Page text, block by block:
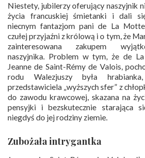
Niestety, jubilerzy oferujący naszyjnik
życia francuskiej śmietanki i dali
niecnym fantazjom pani de La
czułej przyjaźni z królową i o tym, że
zainteresowana zakupem
naszyjnika. Problem w tym, że de
Jeanne de Saint-Rémy de Valois,
rodu Walezjuszy była
przedstawiciela „wyższych sfer” z
do zawodu krawcowej, skazana na
pensyjki i bezskutecznie starająca
niegdyś do jej rodziny ziemie.
Zubożała intrygantka